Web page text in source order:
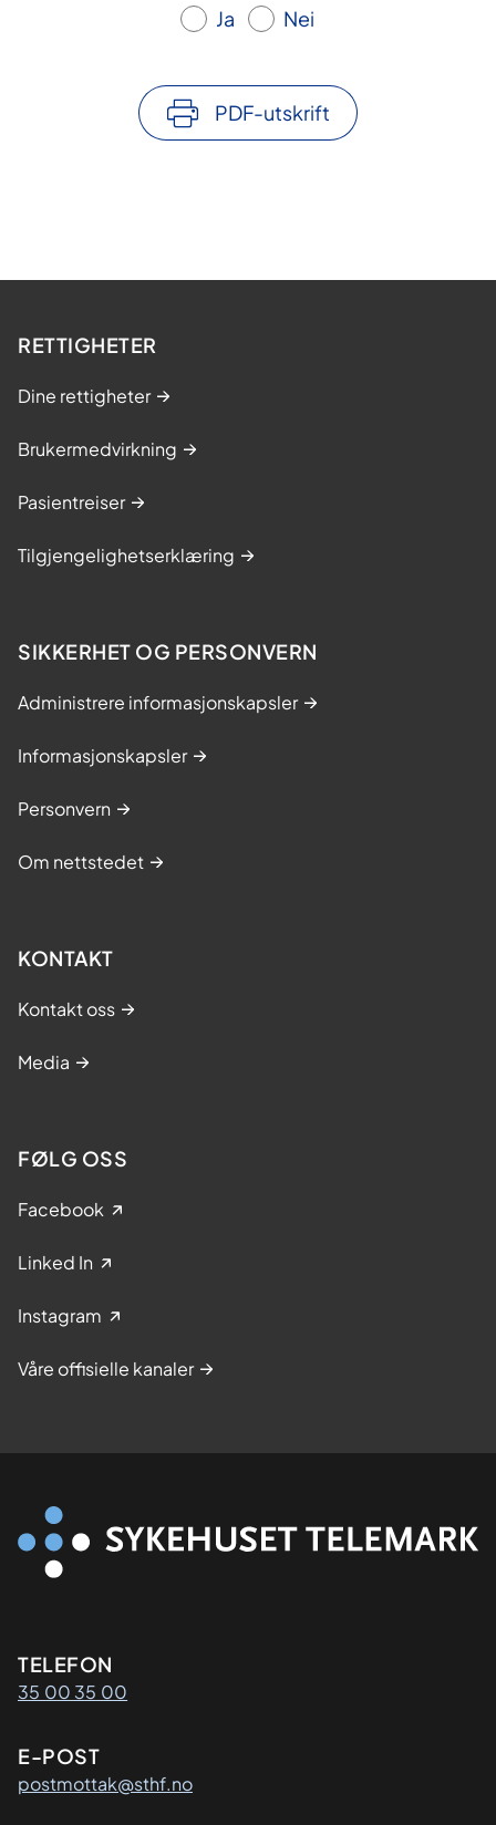
Ja Nei
PDF-utskrift
RETTIGHETER
Dine rettigheter
Brukermedvirkning
Pasientreiser
Tilgjengelighetserklæring
SIKKERHET OG PERSONVERN
Administrere informasjonskapsler
Informasjonskapsler
Personvern
Om nettstedet
KONTAKT
Kontakt oss
Media
FØLG OSS
Facebook
Linked In
Instagram
Våre offisielle kanaler
Kontaktinformasjon
TELEFON
35 00 35 00
E-POST
postmottak@sthf.no